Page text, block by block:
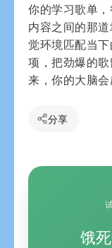
你的学习歌单
内容之间的那
觉环境匹配当
项，把劲爆的
来，你的大脑会
分享
饿